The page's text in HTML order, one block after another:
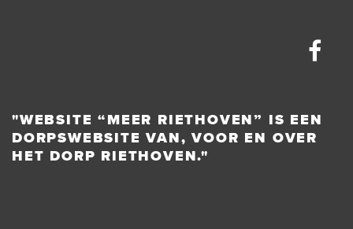
"WEBSITE “MEER RIETHOVEN” IS EEN
DORPSWEBSITE VAN, VOOR EN OVER
HET DORP RIETHOVEN."